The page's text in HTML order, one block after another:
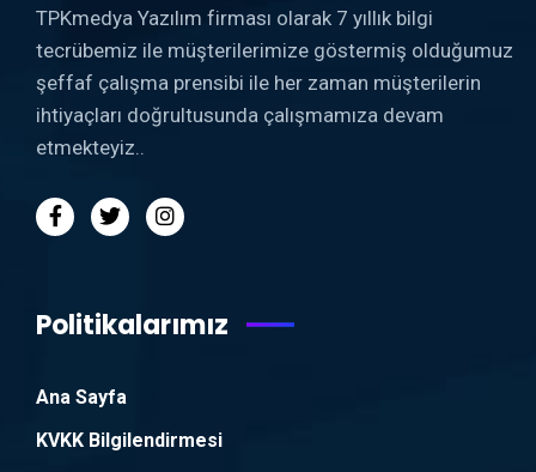
TPKmedya Yazılım firması olarak 7 yıllık bilgi
tecrübemiz ile müşterilerimize göstermiş olduğumuz
şeffaf çalışma prensibi ile her zaman müşterilerin
ihtiyaçları doğrultusunda çalışmamıza devam
etmekteyiz..
Politikalarımız
Ana Sayfa
KVKK Bilgilendirmesi